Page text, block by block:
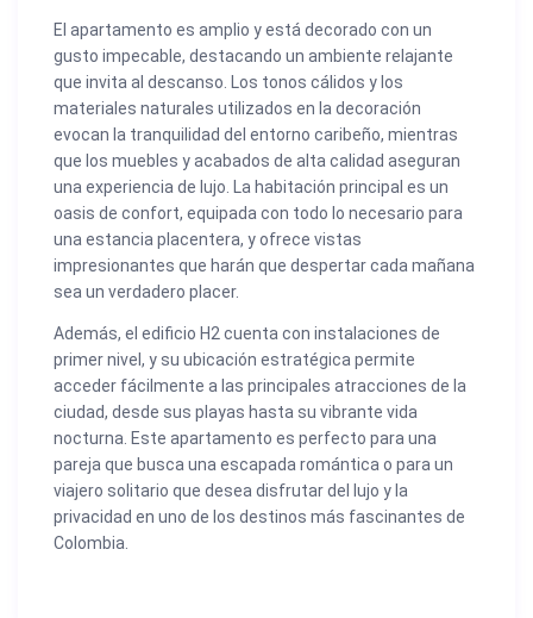
El apartamento es amplio y está decorado con un
gusto impecable, destacando un ambiente relajante
que invita al descanso. Los tonos cálidos y los
materiales naturales utilizados en la decoración
evocan la tranquilidad del entorno caribeño, mientras
que los muebles y acabados de alta calidad aseguran
una experiencia de lujo. La habitación principal es un
oasis de confort, equipada con todo lo necesario para
una estancia placentera, y ofrece vistas
impresionantes que harán que despertar cada mañana
sea un verdadero placer.
Además, el edificio H2 cuenta con instalaciones de
primer nivel, y su ubicación estratégica permite
acceder fácilmente a las principales atracciones de la
ciudad, desde sus playas hasta su vibrante vida
nocturna. Este apartamento es perfecto para una
pareja que busca una escapada romántica o para un
viajero solitario que desea disfrutar del lujo y la
privacidad en uno de los destinos más fascinantes de
Colombia.